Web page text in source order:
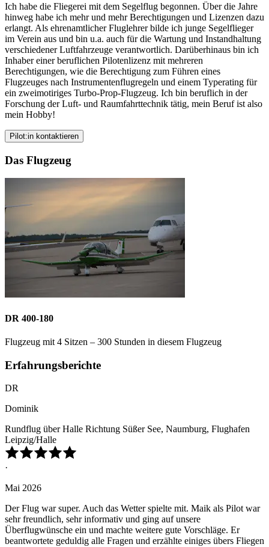
Ich habe die Fliegerei mit dem Segelflug begonnen. Über die Jahre
hinweg habe ich mehr und mehr Berechtigungen und Lizenzen dazu
erlangt. Als ehrenamtlicher Fluglehrer bilde ich junge Segelflieger
im Verein aus und bin u.a. auch für die Wartung und Instandhaltung
verschiedener Luftfahrzeuge verantwortlich. Darüberhinaus bin ich
Inhaber einer beruflichen Pilotenlizenz mit mehreren
Berechtigungen, wie die Berechtigung zum Führen eines
Flugzeuges nach Instrumentenflugregeln und einem Typerating für
ein zweimotiriges Turbo-Prop-Flugzeug. Ich bin beruflich in der
Forschung der Luft- und Raumfahrttechnik tätig, mein Beruf ist also
mein Hobby!
Pilot:in kontaktieren
Das Flugzeug
DR 400-180
Flugzeug mit 4 Sitzen – 300 Stunden in diesem Flugzeug
Erfahrungsberichte
DR
Dominik
Rundflug über Halle Richtung Süßer See, Naumburg, Flughafen
Leipzig/Halle
·
Mai 2026
Der Flug war super. Auch das Wetter spielte mit. Maik als Pilot war
sehr freundlich, sehr informativ und ging auf unsere
Überflugwünsche ein und machte weitere gute Vorschläge. Er
beantwortete geduldig alle Fragen und erzählte einiges übers Fliegen